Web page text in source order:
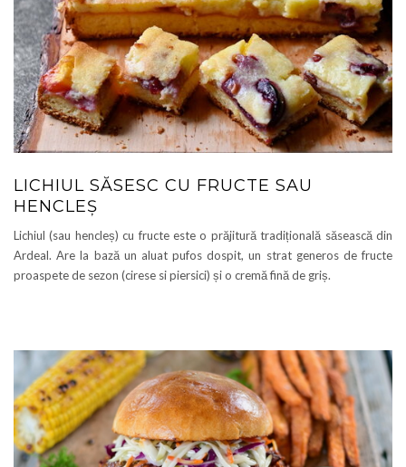
LICHIUL SĂSESC CU FRUCTE SAU
HENCLEȘ
Lichiul (sau hencleș) cu fructe este o prăjitură tradițională săsească din
Ardeal. Are la bază un aluat pufos dospit, un strat generos de fructe
proaspete de sezon (cirese si piersici) și o cremă fină de griș.